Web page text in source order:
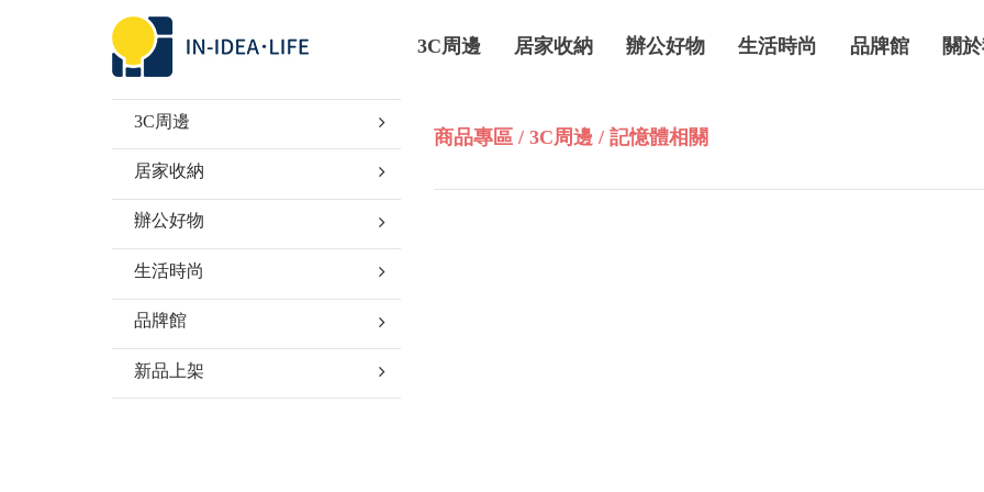
3C周邊 居家收納 辦公好物 生活時尚 品牌館 關
3C周邊
居家收納
辦公好物
生活時尚
品牌館
新品上架
商品專區 / 3C周邊 / 記憶體相關